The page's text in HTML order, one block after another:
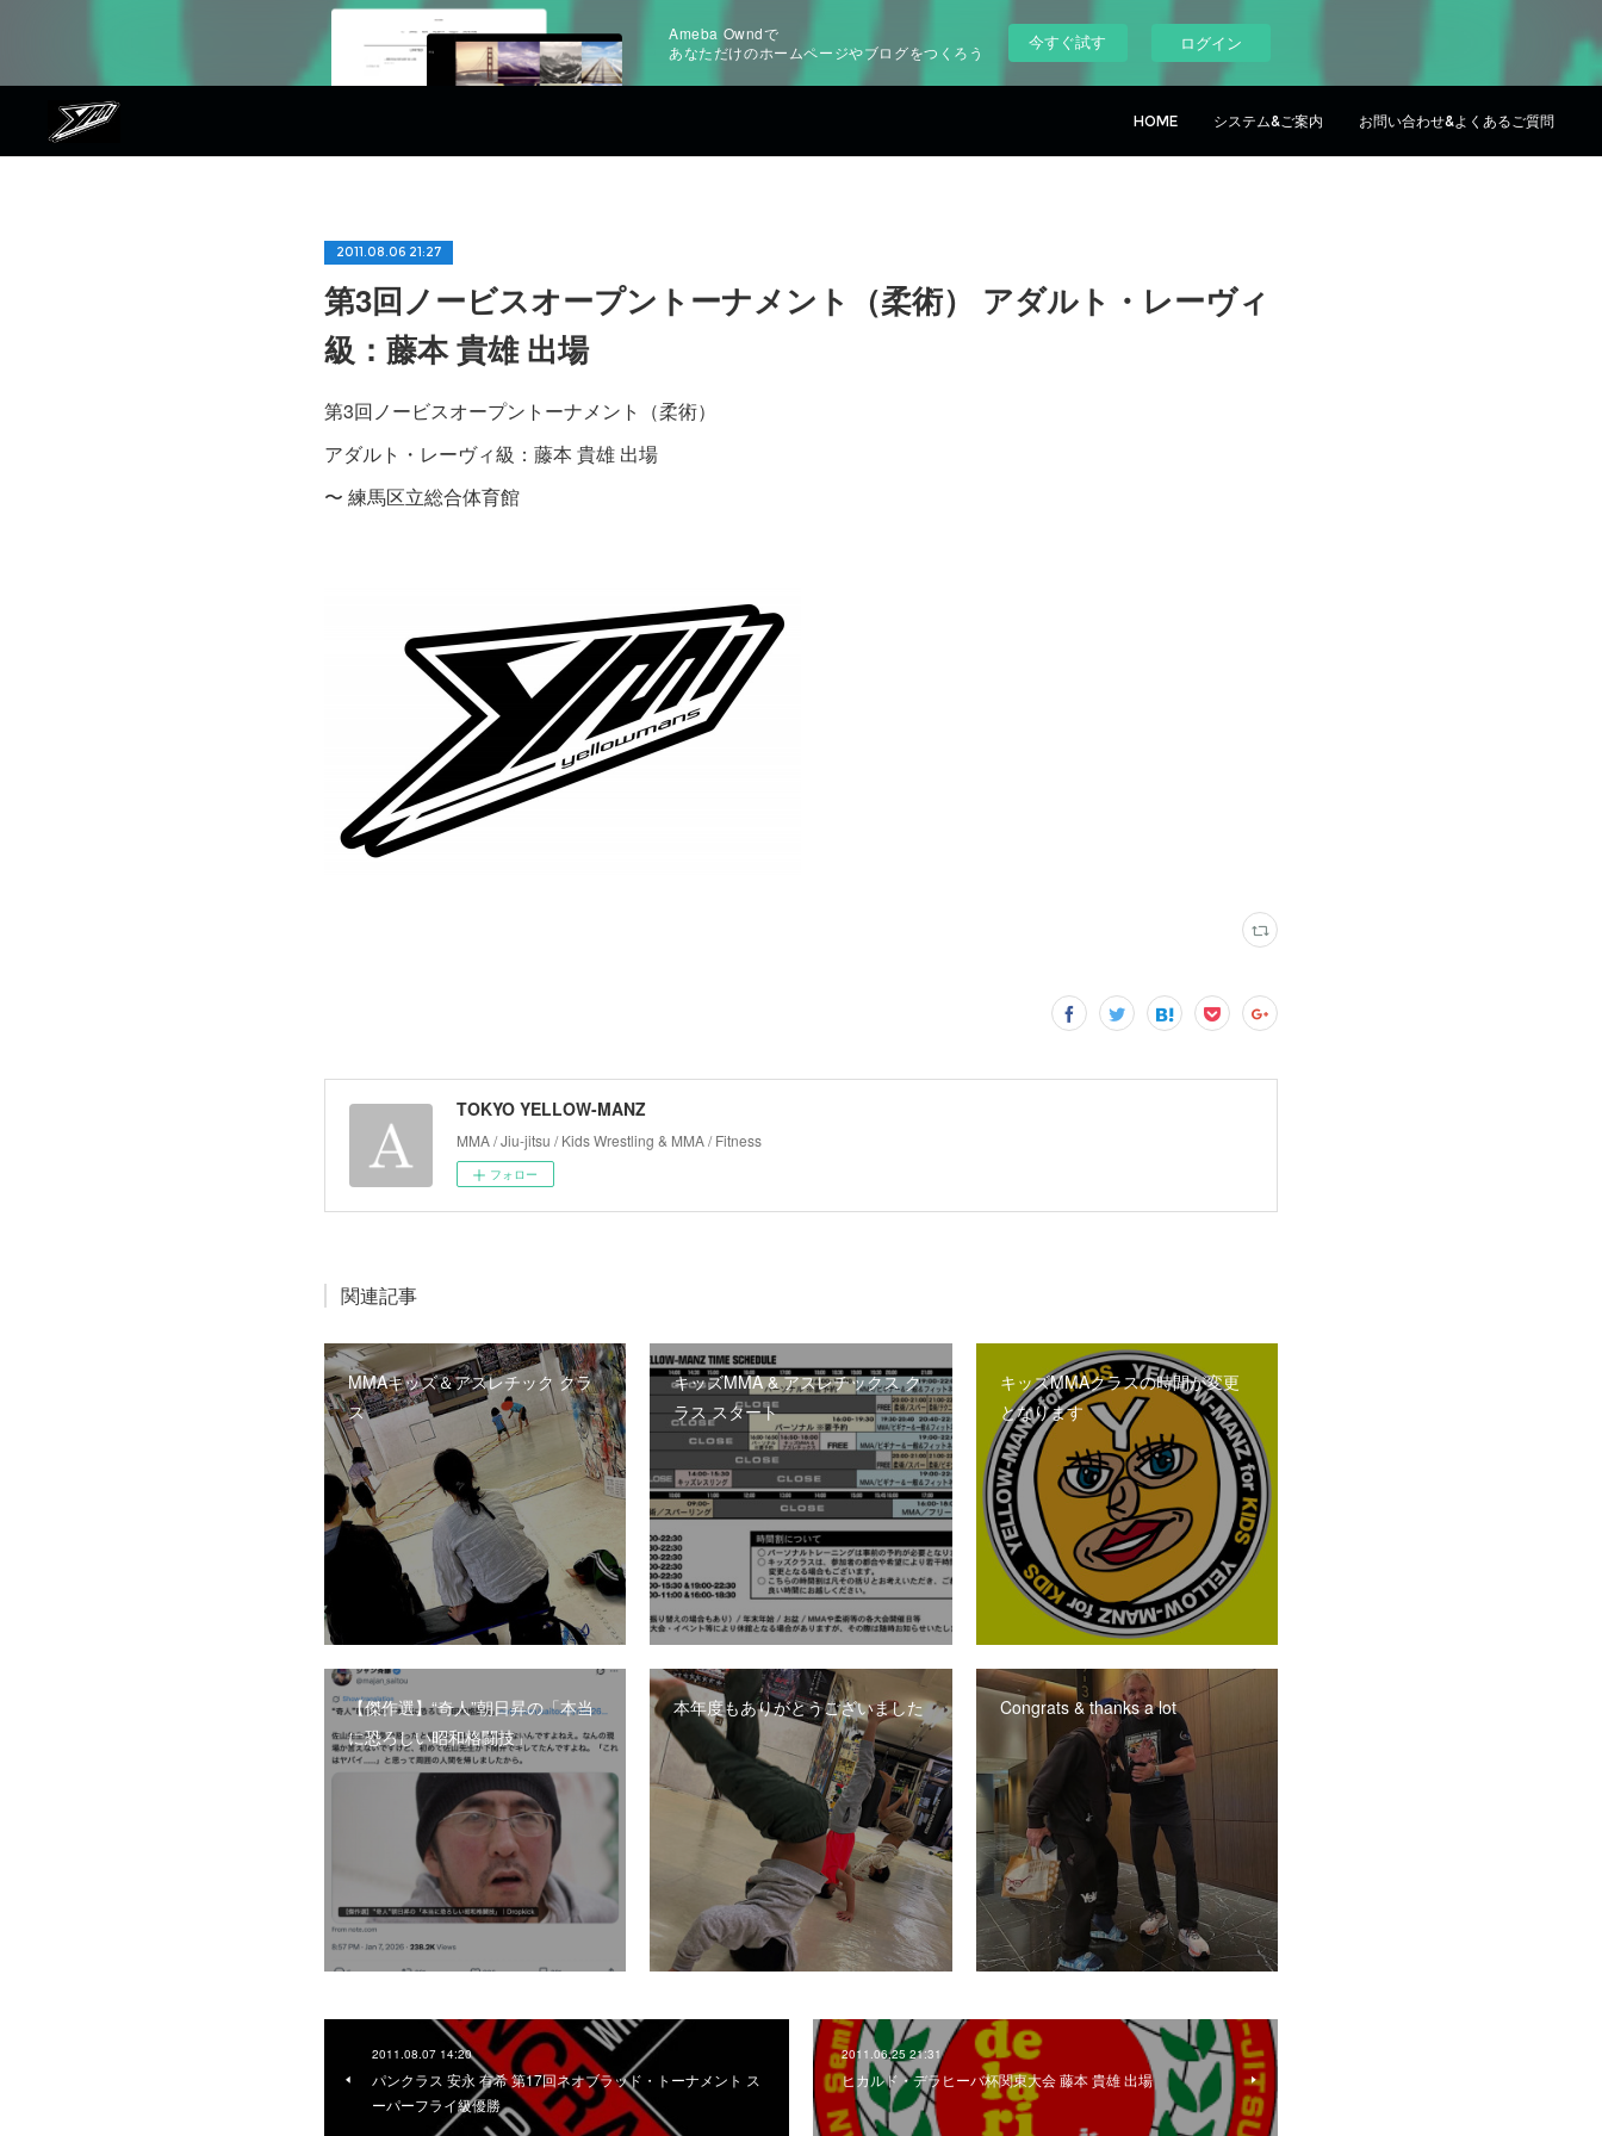
Ameba Owndで
あなただけのホームページやブログをつくろう
今すぐ試す ログイン
HOME システム&ご案内 お問い合わせ&よくあるご質問
2011.08.06 21:27
第3回ノービスオープントーナメント（柔術） アダルト・レーヴィ
級：藤本 貴雄 出場
第3回ノービスオープントーナメント（柔術）
アダルト・レーヴィ級：藤本 貴雄 出場
〜 練馬区立総合体育館
TOKYO YELLOW-MANZ
MMA / Jiu-jitsu / Kids Wrestling & MMA / Fitness
フォロー
関連記事
MMAキッズ＆アスレチック クラ
ス
キッズMMA & アスレチックス ク
ラス スタート
キッズMMAクラスの時間が変更
となります
【傑作選】“奇人”朝日昇の「本当
に恐ろしい昭和格闘技」
本年度もありがとうございました Congrats & thanks a lot
2011.08.07 14:20
パンクラス 安永 有希 第17回ネオブラッド・トーナメント ス
ーパーフライ級優勝
2011.06.25 21:31
ヒカルド・デラヒーバ杯関東大会 藤本 貴雄 出場